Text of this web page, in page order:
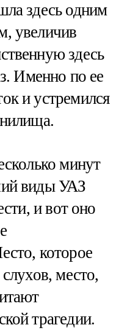
здесь одним
увеличив
здесь
Именно по ее
и устремился
минут
виды УАЗ
и вот оно
которое
место,
трагедии.